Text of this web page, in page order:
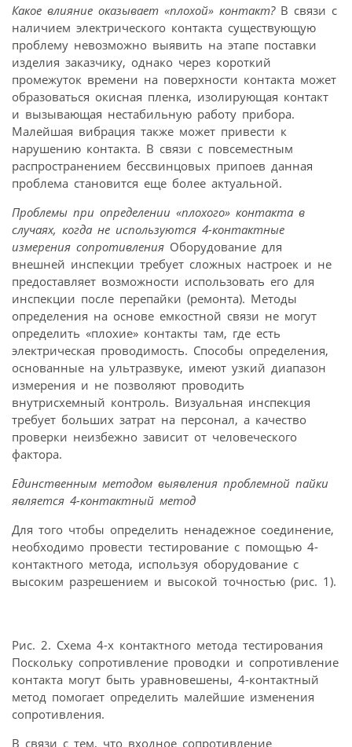
Какое влияние оказывает «плохой» контакт? В связи с
наличием электрического контакта существующую
проблему невозможно выявить на этапе поставки
изделия заказчику, однако через короткий
промежуток времени на поверхности контакта может
образоваться окисная пленка, изолирующая контакт
и вызывающая нестабильную работу прибора.
Малейшая вибрация также может привести к
нарушению контакта. В связи с повсеместным
распространением бессвинцовых припоев данная
проблема становится еще более актуальной.
Проблемы при определении «плохого» контакта в
случаях, когда не используются 4-контактные
измерения сопротивления Оборудование для
внешней инспекции требует сложных настроек и не
предоставляет возможности использовать его для
инспекции после перепайки (ремонта). Методы
определения на основе емкостной связи не могут
определить «плохие» контакты там, где есть
электрическая проводимость. Способы определения,
основанные на ультразвуке, имеют узкий диапазон
измерения и не позволяют проводить
внутрисхемный контроль. Визуальная инспекция
требует больших затрат на персонал, а качество
проверки неизбежно зависит от человеческого
фактора.
Единственным методом выявления проблемной пайки
является 4-контактный метод
Для того чтобы определить ненадежное соединение,
необходимо провести тестирование с помощью 4-
контактного метода, используя оборудование с
высоким разрешением и высокой точностью (рис. 1).
Рис. 2. Схема 4-х контактного метода тестирования
Поскольку сопротивление проводки и сопротивление
контакта могут быть уравновешены, 4-контактный
метод помогает определить малейшие изменения
сопротивления.
В связи с тем, что входное сопротивление